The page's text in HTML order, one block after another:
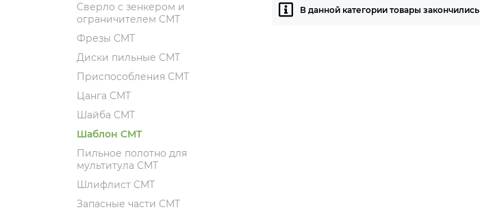
Сверло с зенкером и
ограничителем CMT
Фрезы CMT
Диски пильные CMT
Приспособления СМТ
Цанга CMT
Шайба CMT
Шаблон CMT
Пильное полотно для
мультитула CMT
Шлифлист CMT
Запасные части CMT
В данной категории товары закончились